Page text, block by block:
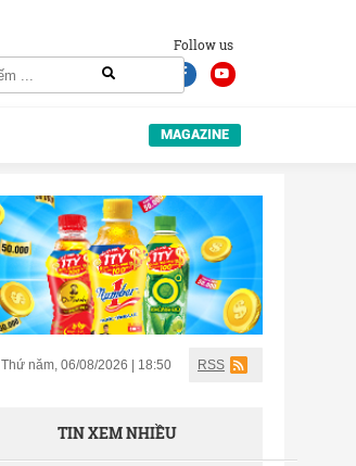
Follow us
MAGAZINE
Thứ năm, 06/08/2026 | 18:50 RSS
TIN XEM NHIỀU